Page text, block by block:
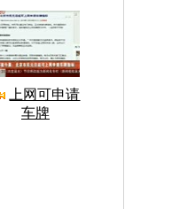
上网可申请
车牌